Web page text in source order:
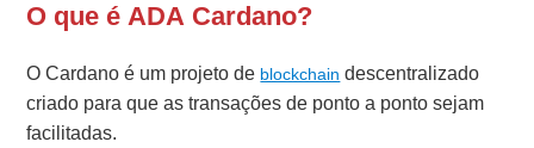
O que é ADA Cardano?
O Cardano é um projeto de blockchain descentralizado
criado para que as transações de ponto a ponto sejam
facilitadas.